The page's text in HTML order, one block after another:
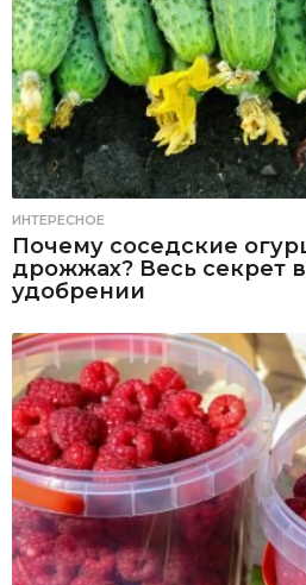
ИНТЕРЕСНОЕ
Почему соседские
дрожжах? Весь секрет
удобрении